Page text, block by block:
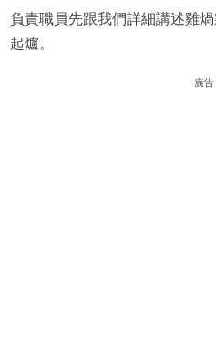
負責職員先跟我們詳細講述雞
起爐。
廣告